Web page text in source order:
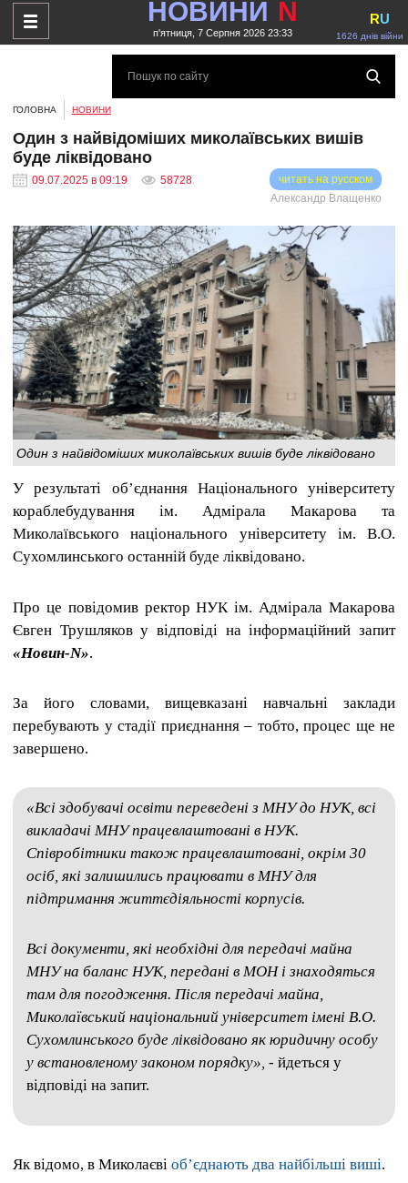
НОВИНИ N
п'ятниця, 7 Серпня 2026 23:33 1626 днів війни
RU
ГОЛОВНА НОВИНИ
Один з найвідоміших миколаївських вишів
буде ліквідовано
09.07.2025 в 09:19 58728
читать на русском
Александр Влащенко
Один з найвідоміших миколаївських вишів буде ліквідовано
У результаті об’єднання Національного університету
кораблебудування ім. Адмірала Макарова та
Миколаївського національного університету ім. В.О.
Сухомлинського останній буде ліквідовано.
Про це повідомив ректор НУК ім. Адмірала Макарова
Євген Трушляков у відповіді на інформаційний запит
«Новин-N».
За його словами, вищевказані навчальні заклади
перебувають у стадії приєднання – тобто, процес ще не
завершено.
«Всі здобувачі освіти переведені з МНУ до НУК, всі
викладачі МНУ працевлаштовані в НУК.
Співробітники також працевлаштовані, окрім 30
осіб, які залишились працювати в МНУ для
підтримання життєдіяльності корпусів.
Всі документи, які необхідні для передачі майна
МНУ на баланс НУК, передані в МОН і знаходяться
там для погодження. Після передачі майна,
Миколаївський національний університет імені В.О.
Сухомлинського буде ліквідовано як юридичну особу
у встановленому законом порядку», - йдеться у
відповіді на запит.
Як відомо, в Миколаєві об’єднають два найбільші виші.